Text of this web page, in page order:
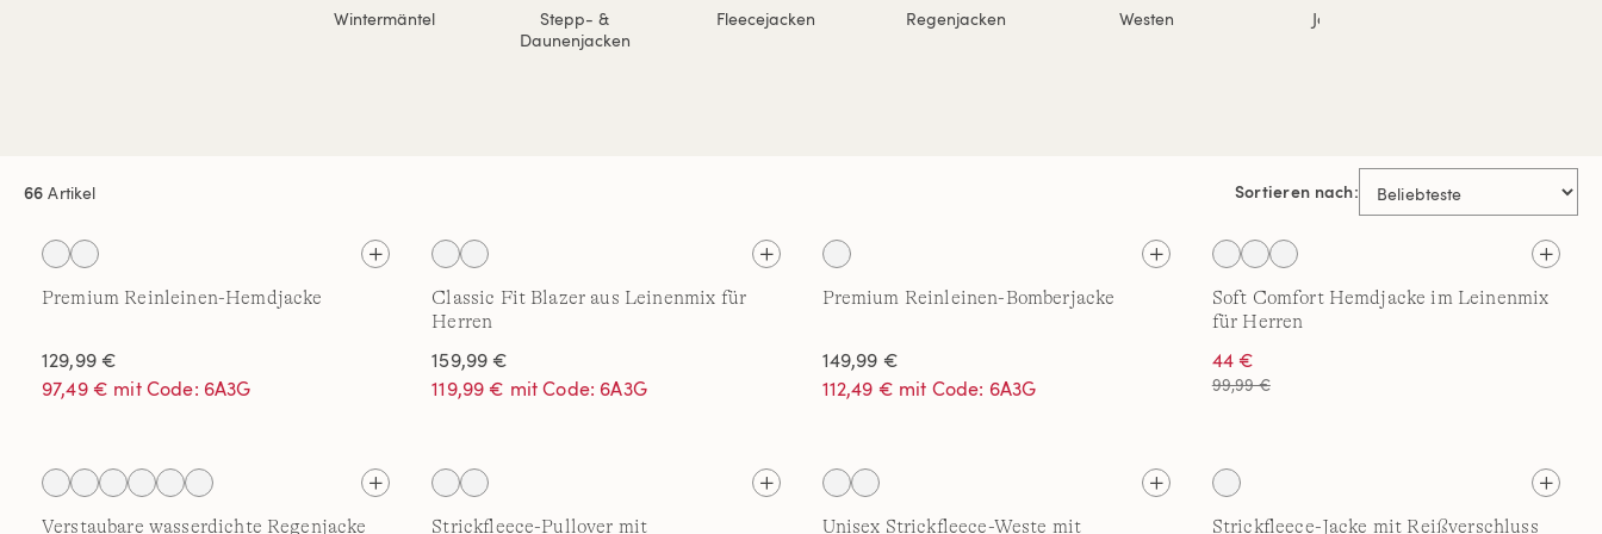
Wintermäntel
Stepp- &
Daunenjacken
Fleecejacken Regenjacken Westen Jacken
66 Artikel Sortieren nach:
Premium Reinleinen-Hemdjacke
129,99 €
97,49 € mit Code: 6A3G
Classic Fit Blazer aus Leinenmix für
Herren
159,99 €
119,99 € mit Code: 6A3G
Premium Reinleinen-Bomberjacke
149,99 €
112,49 € mit Code: 6A3G
Soft Comfort Hemdjacke im Leinenmix
für Herren
44 €
99,99 €
Verstaubare wasserdichte Regenjacke Strickfleece-Pullover mit Unisex Strickfleece-Weste mit Strickfleece-Jacke mit Reißverschluss